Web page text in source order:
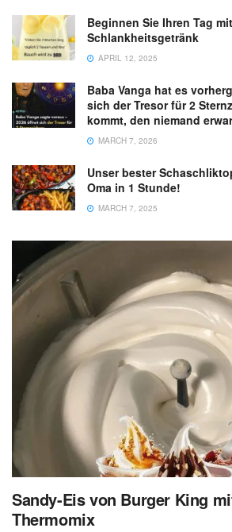
Beginnen Sie Ihren Tag
Schlankheitsgetränk
APRIL 12, 2025
Baba Vanga hat es
sich der Tresor für 2
kommt, den niemand
MARCH 7, 2026
Unser bester
Oma in 1 Stunde!
MARCH 7, 2025
Sandy-Eis von Burger King
Thermomix